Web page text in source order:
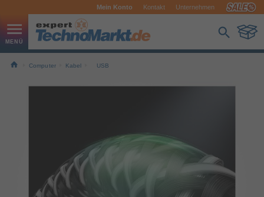
Mein Konto Kontakt Unternehmen
Computer Kabel USB